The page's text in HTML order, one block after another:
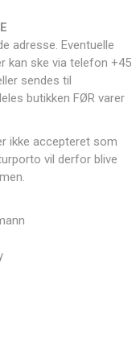
adresse. Eventuelle
kan ske via telefon +45
sendes til
butikken FØR varer
ikke accepteret som
vil derfor blive